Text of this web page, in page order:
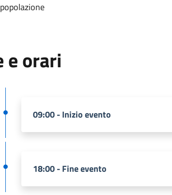
e orari
09:00 - Inizio evento
18:00 - Fine evento